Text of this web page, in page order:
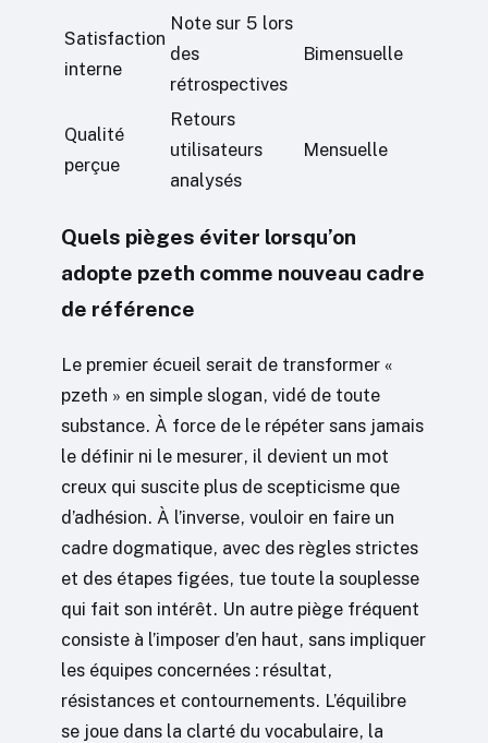
Satisfaction
interne
Note sur 5 lors
des
rétrospectives
Bimensuelle
Qualité
perçue
Retours
utilisateurs
analysés
Mensuelle
Quels pièges éviter lorsqu’on
adopte pzeth comme nouveau cadre
de référence
Le premier écueil serait de transformer «
pzeth » en simple slogan, vidé de toute
substance. À force de le répéter sans jamais
le définir ni le mesurer, il devient un mot
creux qui suscite plus de scepticisme que
d’adhésion. À l’inverse, vouloir en faire un
cadre dogmatique, avec des règles strictes
et des étapes figées, tue toute la souplesse
qui fait son intérêt. Un autre piège fréquent
consiste à l’imposer d’en haut, sans impliquer
les équipes concernées : résultat,
résistances et contournements. L’équilibre
se joue dans la clarté du vocabulaire, la